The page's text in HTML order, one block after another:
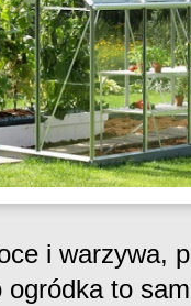
i warzywa,
ogródka to